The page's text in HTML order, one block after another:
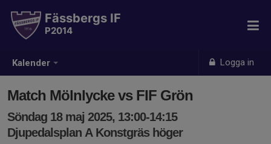
Kalender Logga in
Fässbergs IF
P2014
Match Mölnlycke vs FIF Grön
Söndag 18 maj 2025, 13:00-14:15
Djupedalsplan A Konstgräs höger